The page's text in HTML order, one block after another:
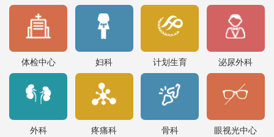
体检中心 妇科 计划生育 泌尿外科
外科 疼痛科 骨科 眼视光中心